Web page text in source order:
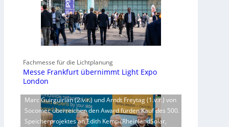
Fachmesse für die Lichtplanung
Messe Frankfurt übernimmt Light Expo
London
Marc Guirguirian (2.v.r.) und Arndt Freytag (1.v.r.) von
Socomec überreichen den Award fürden Kauf des 500.
Speicherprojektes an Edith Kemp (RheinlandSolar,